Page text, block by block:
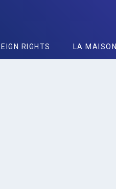
RIGHTS LA MAISON